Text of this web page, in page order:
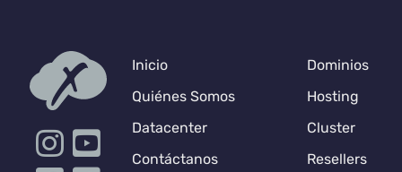
Inicio
Quiénes Somos
Datacenter
Contáctanos
Dominios
Hosting
Cluster
Resellers